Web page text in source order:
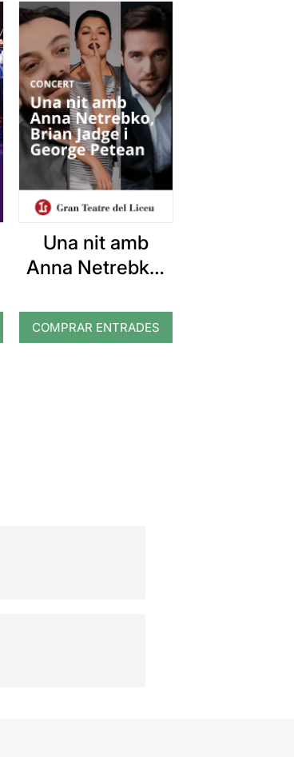
Una nit amb
Anna Netrebko,
George Petean
COMPRAR ENTRADES